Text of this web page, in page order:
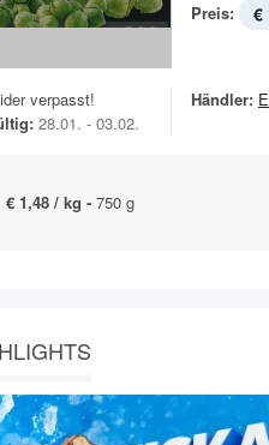
Preis: €
verpasst!
28.01. - 03.02.
Händler:
€ 1,48 / kg - 750 g